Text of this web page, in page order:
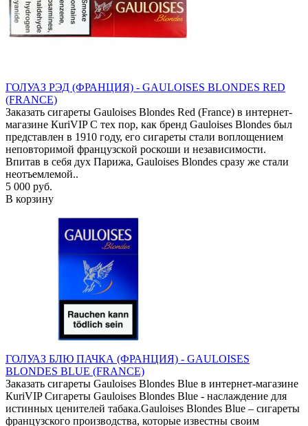
ГОЛУАЗ РЭД (ФРАНЦИЯ) - GAULOISES BLONDES RED
(FRANCE)
Заказать сигареты Gauloises Blondes Red (France) в интернет-
магазине КuriVIP С тех пор, как бренд Gauloises Blondes был
представлен в 1910 году, его сигареты стали воплощением
неповторимой французской роскоши и независимости.
Впитав в себя дух Парижа, Gauloises Blondes сразу же стали
неотъемлемой..
5 000 руб.
В корзину
ГОЛУАЗ БЛЮ ПАЧКА (ФРАНЦИЯ) - GAULOISES
BLONDES BLUE (FRANCE)
Заказать сигареты Gauloises Blondes Blue в интернет-магазине
КuriVIP Сигареты Gauloises Blondes Blue - наслаждение для
истинных ценителей табака.Gauloises Blondes Blue – сигареты
французского производства, которые известны своим